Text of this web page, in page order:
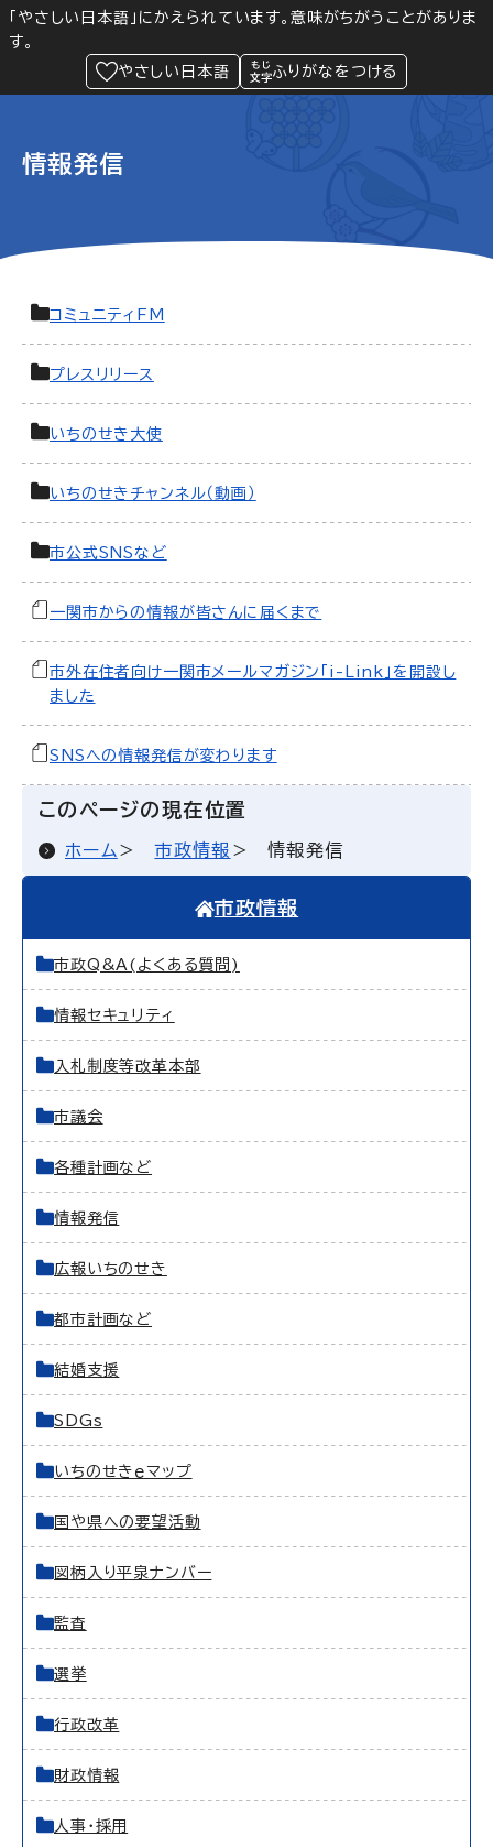
「やさしい日本語」にかえられています。意味がちがうことがありま
す。
やさしい日本語
ふりがなをつける
Language 閲覧支援
緊急情報
情報発信
コミュニティFM
プレスリリース
いちのせき大使
いちのせきチャンネル（動画）
市公式SNSなど
一関市からの情報が皆さんに届くまで
市外在住者向け一関市メールマガジン「i-Link」を開設し
ました
SNSへの情報発信が変わります
このページの現在位置
ホーム 市政情報 情報発信
市政情報
市政Q&A(よくある質問)
情報セキュリティ
入札制度等改革本部
市議会
各種計画など
情報発信
広報いちのせき
都市計画など
結婚支援
SDGs
いちのせきｅマップ
国や県への要望活動
図柄入り平泉ナンバー
監査
選挙
行政改革
財政情報
人事・採用